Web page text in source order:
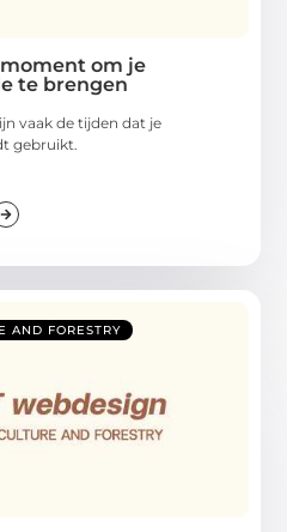
om je
te brengen
vaak de tijden dat je
gebruikt.
AND FORESTRY